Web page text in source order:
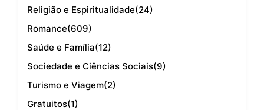
Religião e Espiritualidade(24)
Romance(609)
Saúde e Família(12)
Sociedade e Ciências Sociais(9)
Turismo e Viagem(2)
Gratuitos(1)